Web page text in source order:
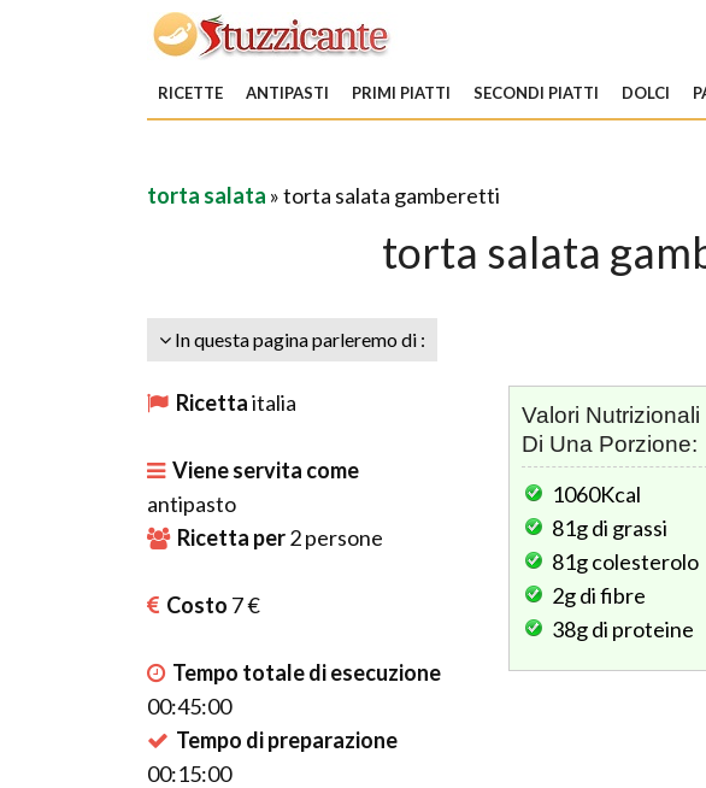
RICETTE ANTIPASTI PRIMI PIATTI SECONDI PIATTI DOLCI
torta salata » torta salata gamberetti
torta salata
In questa pagina parleremo di :
Ricettaitalia
Viene servita come
antipasto
Ricetta per2persone
Costo 7 €
Tempo totale di esecuzione
00:45:00
Tempo di preparazione
00:15:00
Valori Nutrizionali
Di Una Porzione:
1060Kcal
81gdi grassi
81gcolesterolo
2gdi fibre
38gdi proteine